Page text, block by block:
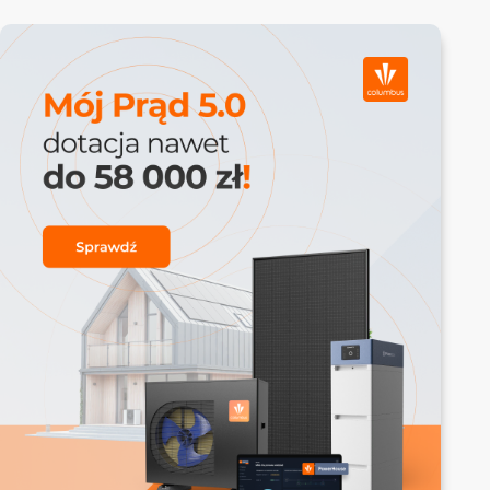
by wyprodukowana w ciągu roku energia
nie przekraczała rocznego zużycia.